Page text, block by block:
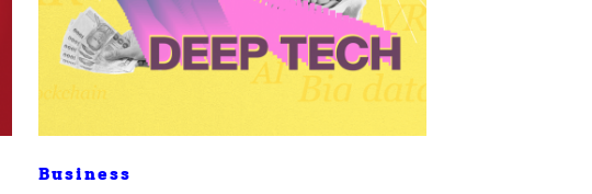
Business